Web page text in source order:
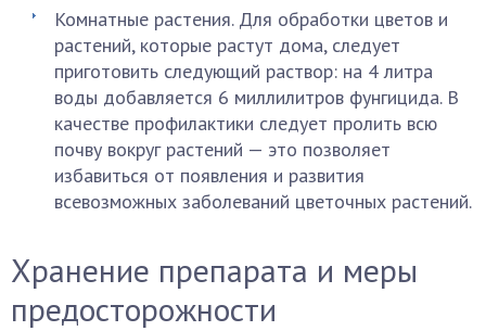
Комнатные растения. Для обработки цветов и
растений, которые растут дома, следует
приготовить следующий раствор: на 4 литра
воды добавляется 6 миллилитров фунгицида. В
качестве профилактики следует пролить всю
почву вокруг растений — это позволяет
избавиться от появления и развития
всевозможных заболеваний цветочных растений.
Хранение препарата и меры
предосторожности